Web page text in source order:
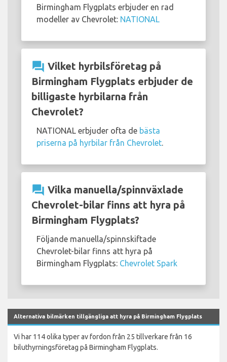
Birmingham Flygplats erbjuder en rad
modeller av Chevrolet: NATIONAL
question_answer Vilket hyrbilsföretag på
Birmingham Flygplats erbjuder de
billigaste hyrbilarna från
Chevrolet?
NATIONAL erbjuder ofta de bästa
priserna på hyrbilar från Chevrolet
question_answer Vilka manuella/spinnväxlade
Chevrolet-bilar finns att hyra på
Birmingham Flygplats?
Följande manuella/spinnskiftade
Chevrolet-bilar finns att hyra på
Birmingham Flygplats: Chevrolet Spark
Alternativa bilmärken tillgängliga att hyra på Birmingham Flygplats
Vi har 114 olika typer av fordon från 25 tillverkare från 16
biluthyrningsföretag på Birmingham Flygplats.